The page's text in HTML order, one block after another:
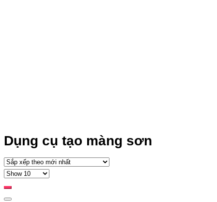
Dụng cụ tạo màng sơn